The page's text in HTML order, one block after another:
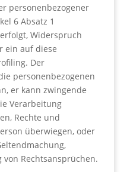
personenbezogener
6 Absatz 1
Widerspruch
ein auf diese
Der
personenbezogenen
er kann zwingende
Verarbeitung
Rechte und
überwiegen, oder
Rechtsansprüchen.